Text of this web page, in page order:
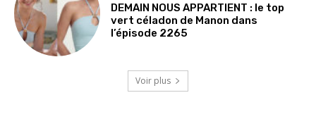
DEMAIN NOUS APPARTIENT : le top
vert céladon de Manon dans
l’épisode 2265
Voir plus